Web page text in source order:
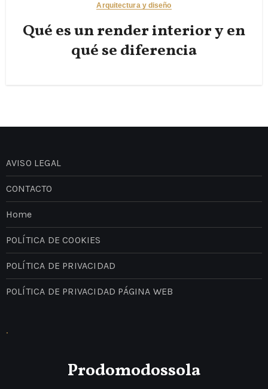
Arquitectura y diseño
Qué es un render interior y en
qué se diferencia
AVISO LEGAL
CONTACTO
Home
POLÍTICA DE COOKIES
POLÍTICA DE PRIVACIDAD
POLÍTICA DE PRIVACIDAD PÁGINA WEB
.
Prodomodossola